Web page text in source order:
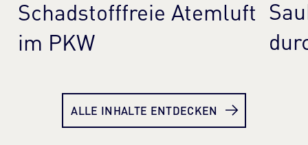
Schadstofffreie Atemluft
im PKW
ALLE INHALTE ENTDECKEN